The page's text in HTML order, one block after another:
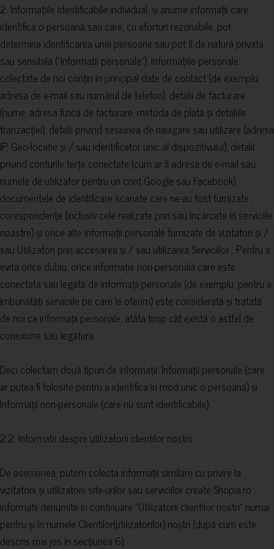
2. Informațiile identificabile individual, și anume informații care
identifică o persoană sau care, cu eforturi rezonabile, pot
determina identificarea unei persoane sau pot fi de natură privată
sau sensibilă ("Informații personale"). Informațiile personale
colectate de noi conțin în principal date de contact (de exemplu,
adresa de e-mail sau numărul de telefon), detalii de facturare
(nume, adresa fizică de facturare, metoda de plată și detaliile
tranzacției), detalii privind sesiunea de navigare sau utilizare (adresa
IP, Geo-locație și / sau identificator unic al dispozitivului), detalii
privind conturile terțe conectate (cum ar fi adresa de e-mail sau
numele de utilizator pentru un cont Google sau Facebook),
documentele de identificare scanate care ne-au fost furnizate ,
corespondențe (inclusiv cele realizate prin sau încărcate în serviciile
noastre) și orice alte informații personale furnizate de vizitatori și /
sau Utilizatori prin accesarea și / sau utilizarea Serviciilor . Pentru a
evita orice dubiu, orice informație non-personală care este
conectată sau legată de informații personale (de exemplu, pentru a
îmbunătăți serviciile pe care le oferim) este considerată și tratată
de noi ca informații personale, atâta timp cât există o astfel de
conexiune sau legătura .
Deci colectăm două tipuri de informații: Informații personale (care
ar putea fi folosite pentru a identifica în mod unic o persoană) și
Informații non-personale (care nu sunt identificabile).
2.2. Informatii despre utilizatorii clientilor nostrii
De asemenea, putem colecta informații similare cu privire la
vizitatorii și utilizatorii site-urilor sau serviciilor create Shopia.ro ,
informatii denumite in continuare “Utilizatorii clientilor nostri” numai
pentru și în numele Clientilor(utilizatorilor) noștri (după cum este
descris mai jos în secțiunea 6).